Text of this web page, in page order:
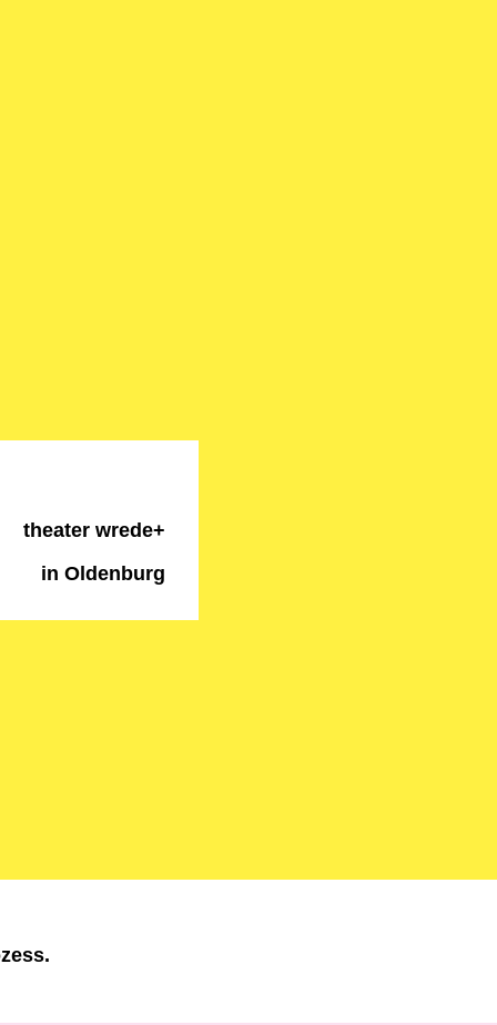
theater wrede+
in Oldenburg